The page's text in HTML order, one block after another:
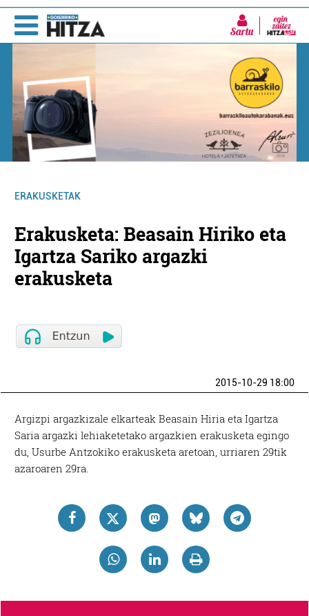
Sartu
ERAKUSKETAK
Erakusketa: Beasain Hiriko eta
Igartza Sariko argazki
erakusketa
2015-10-29 18:00
Argizpi argazkizale elkarteak Beasain Hiria eta Igartza
Saria argazki lehiaketetako argazkien erakusketa egingo
du, Usurbe Antzokiko erakusketa aretoan, urriaren 29tik
azaroaren 29ra.